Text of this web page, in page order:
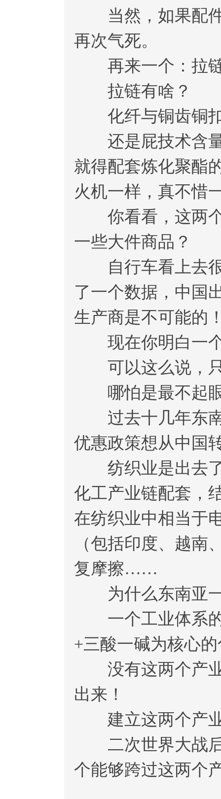
当然，如果配件
再次气死。
再来一个：拉
拉链有啥？
化纤与铜齿铜
还是屁技术含量
就得配套炼化聚酯
火机一样，真不惜
你看看，这两个
一些大件商品？
自行车看上去很
了一个数据，中国
生产商是不可能的
现在你明白一个
可以这么说，只
哪怕是最不起眼
过去十几年东南
优惠政策想从中国
纺织业是出去了
化工产业链配套，
在纺织业中相当于
（包括印度、越
复摩擦……
为什么东南亚一
一个工业体系的
+三酸一碱为核心
没有这两个产业
出来！
建立这两个产业
二次世界大战后
个能够跨过这两个